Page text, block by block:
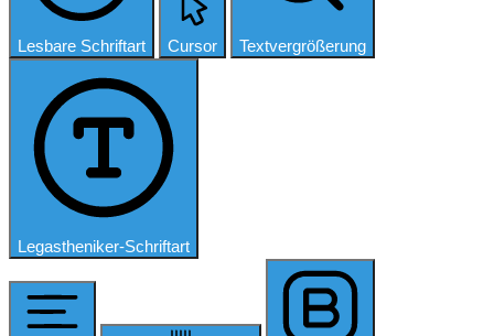
Lesbare Schriftart Cursor Textvergrößerung
Legastheniker-Schriftart